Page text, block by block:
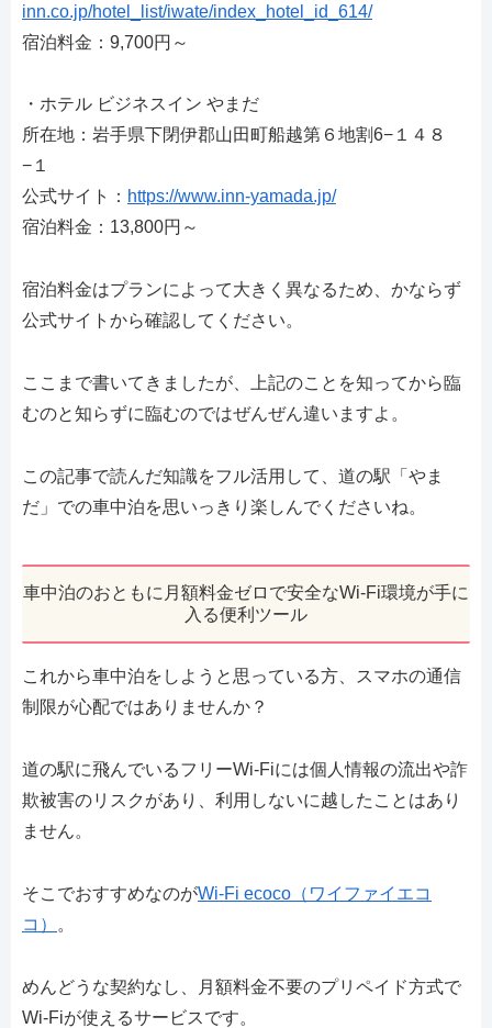
inn.co.jp/hotel_list/iwate/index_hotel_id_614/
宿泊料金：9,700円～
・ホテル ビジネスイン やまだ
所在地：岩手県下閉伊郡山田町船越第６地割6−１４８
−１
公式サイト： https://www.inn-yamada.jp/
宿泊料金：13,800円～
宿泊料金はプランによって大きく異なるため、かならず
公式サイトから確認してください。
ここまで書いてきましたが、上記のことを知ってから臨
むのと知らずに臨むのではぜんぜん違いますよ。
この記事で読んだ知識をフル活用して、道の駅「やま
だ」での車中泊を思いっきり楽しんでくださいね。
車中泊のおともに月額料金ゼロで安全なWi-Fi環境が手に
入る便利ツール
これから車中泊をしようと思っている方、スマホの通信
制限が心配ではありませんか？
道の駅に飛んでいるフリーWi-Fiには個人情報の流出や詐
欺被害のリスクがあり、利用しないに越したことはあり
ません。
そこでおすすめなのがWi-Fi ecoco（ワイファイエコ
コ）
。
めんどうな契約なし、月額料金不要のプリペイド方式で
Wi-Fiが使えるサービスです。